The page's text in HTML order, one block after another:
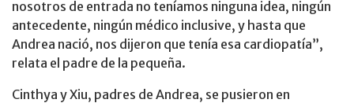
nosotros de entrada no teníamos ninguna idea, ningún
antecedente, ningún médico inclusive, y hasta que
Andrea nació, nos dijeron que tenía esa cardiopatía”,
relata el padre de la pequeña.
Cinthya y Xiu, padres de Andrea, se pusieron en